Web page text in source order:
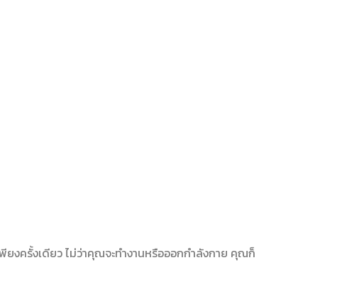
งครั้งเดียว ไม่ว่าคุณจะทำงานหรือออกกำลังกาย คุณก็